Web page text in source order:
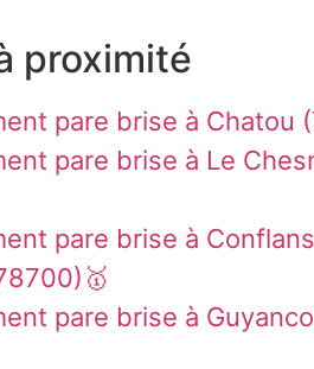
proximité
pare brise à Chatou
pare brise à Le
pare brise à
pare brise à